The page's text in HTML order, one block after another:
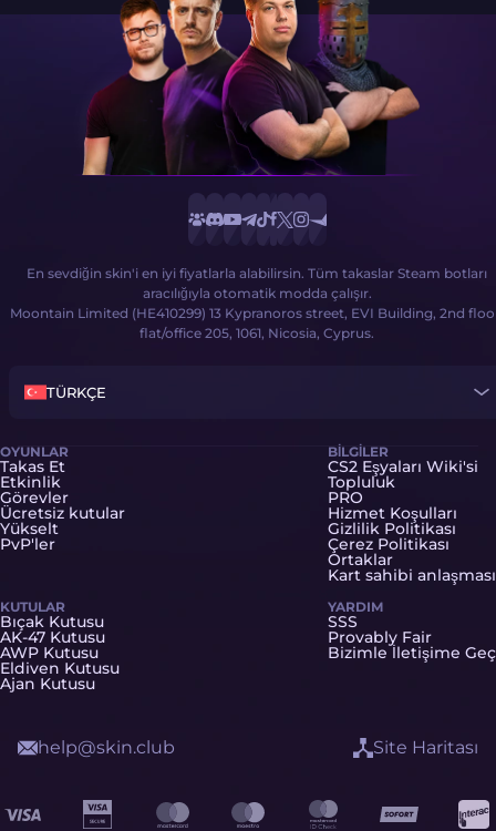
En sevdiğin skin'i en iyi fiyatlarla alabilirsin. Tüm takaslar Steam botları
aracılığıyla otomatik modda çalışır.
Moontain Limited (HE410299) 13 Kypranoros street, EVI Building, 2nd
flat/office 205, 1061, Nicosia, Cyprus.
TÜRKÇE
OYUNLAR
Takas Et
Etkinlik
Görevler
Ücretsiz kutular
Yükselt
PvP'ler
KUTULAR
Bıçak Kutusu
AK-47 Kutusu
AWP Kutusu
Eldiven Kutusu
Ajan Kutusu
BILGILER
CS2 Eşyaları Wiki'si
Topluluk
PRO
Hizmet Koşulları
Gizlilik Politikası
Çerez Politikası
Ortaklar
Kart sahibi anlaşması
YARDIM
SSS
Provably Fair
Bizimle İletişime Geç
help@skin.club Site Haritası